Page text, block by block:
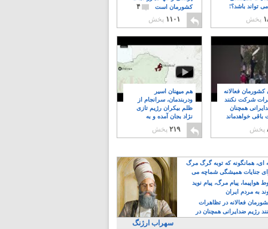
کشورمان است
۴
۱۱۰۱ پخش
تواند باشد؟!
پخش
هم میهنان اسیر
ودربندمان، سرانجام از
ظلم بیکران رژیم تازی
نژاد بجان آمده و به
۲۱۹ پخش
کشورمان فعالانه
شرکت نکنند
همچنان
باقی خواهدماند
پخش
ای، همانگونه که توبه گرگ مرگ
جنایات همیشگی شماچه می
هواپیما، پیام مرگ، پیام نوید
به مردم ایران
فعالانه در تظاهرات
رژیم ضدایرانی همچنان در
خواهدماند
سهراب ارژنگ